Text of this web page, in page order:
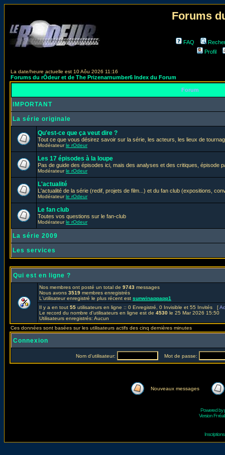
Forums
FAQ
Profil
La date/heure actuelle est 10 Aôu 2026 11:16
Forums du rÔdeur et de The Prizenarnumber6 Index du Forum
Forum
IMPORTANT
La série originale
Qu'est-ce que ça veut dire ?
Tout ce que vous désirez savoir sur la série, les acteurs, les lieux de
Modérateurle rOdeur
Les 17 épisodes à la loupe
Pas de guide des épisodes ici, mais des analyses et des critiques, épisode
Modérateurle rOdeur
L'actualité
L'actualité de la série (redif, projets de film...) et du fan club (expositions,
Modérateurle rOdeur
Le fan club
Toutes vos questions sur le fan-club
Modérateurle rOdeur
La série 2009
Les services
Qui est en ligne ?
Nos membres ont posté un total de 9743 messages
Nous avons 3519 membres enregistrés
L'utilisateur enregistré le plus récent est sunwinappapp1
Il y a en tout 55 utilisateurs en ligne :: 0 Enregistré, 0 Invisible et 55 Invités [
Le record du nombre d'utilisateurs en ligne est de 4530 le 25 Mar 2026 15:50
Utilisateurs enregistrés: Aucun
Ces données sont basées sur les utilisateurs actifs des cinq dernières minutes
Connexion
Nom d'utilisateur: Mot de passe:
Nouveaux messages
Powered by
Version Fr